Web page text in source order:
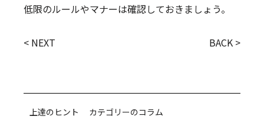
低限のルールやマナーは確認しておきましょう。
< NEXT BACK >
上達のヒント カテゴリーのコラム